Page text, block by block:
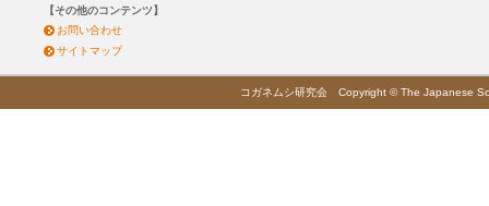
【その他のコンテンツ】
お問い合わせ
サイトマップ
コガネムシ研究会 Copyright © The Japanese